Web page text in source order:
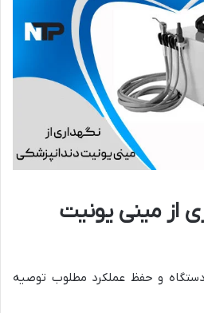
از مینی یونیت
و حفظ عملکرد مطلوب توصیه